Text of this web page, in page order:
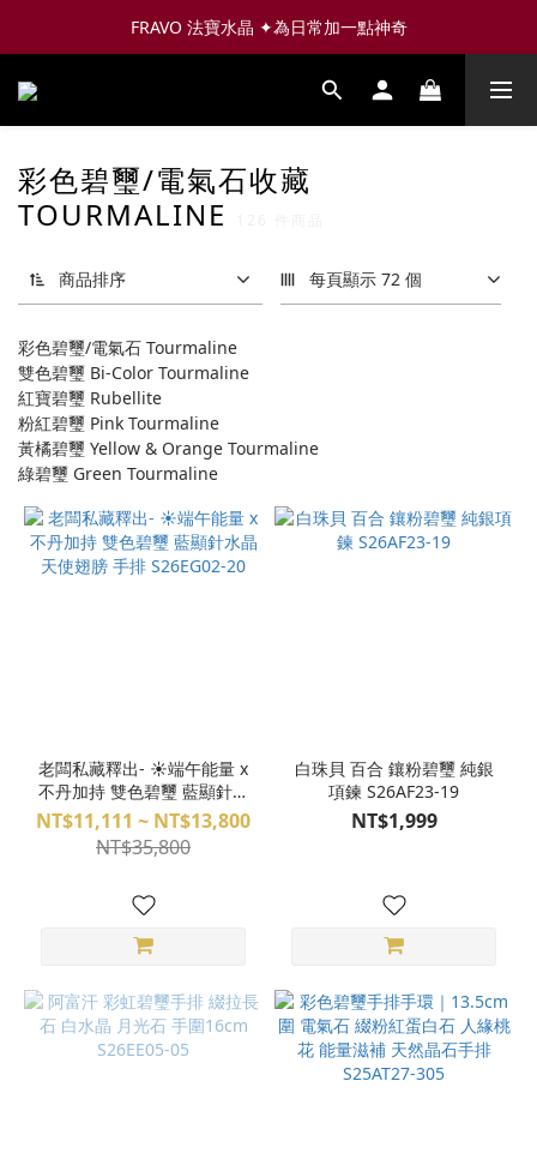
FRAVO 法寶水晶 ✦為日常加一點神奇
彩色碧璽/電氣石收藏
TOURMALINE
商品排序 每頁顯示 72 個
彩色碧璽/電氣石 Tourmaline
雙色碧璽 Bi-Color Tourmaline
紅寶碧璽 Rubellite
粉紅碧璽 Pink Tourmaline
黃橘碧璽 Yellow & Orange Tourmaline
綠碧璽 Green Tourmaline
老闆私藏釋出- ☀️端午能量 x
不丹加持 雙色碧璽 藍顯針水
晶 天使翅膀 手排 S26EG02-
20
NT$11,111 ~ NT$13,800
NT$35,800
白珠貝 百合 鑲粉碧璽 純銀
項鍊 S26AF23-19
NT$1,999